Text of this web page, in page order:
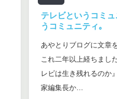
テレビというコミ
うコミュニティ｡
あやとりブログに文章
これ二年以上経ちまし
レビは生き残れるのか
家編集長か…